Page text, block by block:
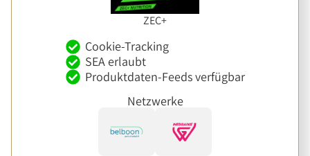
ZEC+
Cookie-Tracking
SEA erlaubt
Produktdaten-Feeds verfügbar
Netzwerke